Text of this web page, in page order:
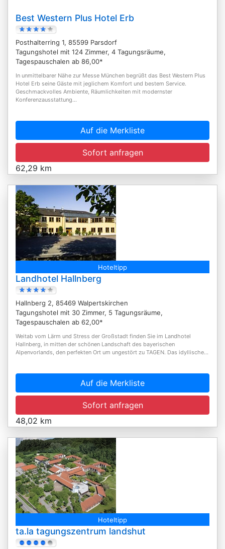
Best Western Plus Hotel Erb
Posthalterring 1, 85599 Parsdorf
Tagungshotel mit 124 Zimmer, 4 Tagungsräume,
Tagespauschalen ab 86,00*
In unmittelbarer Nähe zur Messe München begrüßt das Best Western Plus
Hotel Erb seine Gäste mit jeglichem Komfort und bestem Service.
Geschmackvolles Ambiente, Räumlichkeiten mit modernster
Konferenzausstattung...
Auf die Merkliste
Sofort anfragen
62,29 km
Hoteltipp
Landhotel Hallnberg
Hallnberg 2, 85469 Walpertskirchen
Tagungshotel mit 30 Zimmer, 5 Tagungsräume,
Tagespauschalen ab 62,00*
Weitab vom Lärm und Stress der Großstadt finden Sie im Landhotel
Hallnberg, in mitten der schönen Landschaft des bayerischen
Alpenvorlands, den perfekten Ort um ungestört zu TAGEN. Das idyllische...
Auf die Merkliste
Sofort anfragen
48,02 km
Hoteltipp
ta.la tagungszentrum landshut